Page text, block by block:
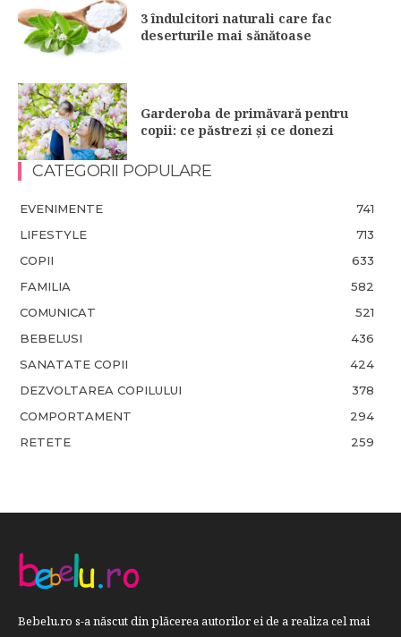
3 îndulcitori naturali care fac
deserturile mai sănătoase
Garderoba de primăvară pentru
copii: ce păstrezi și ce donezi
CATEGORII POPULARE
EVENIMENTE
741
LIFESTYLE
713
COPII
633
FAMILIA
582
COMUNICAT
521
BEBELUSI
436
SANATATE COPII
424
DEZVOLTAREA COPILULUI
378
COMPORTAMENT
294
RETETE
259
Bebelu.ro s-a născut din plăcerea autorilor ei de a realiza cel mai